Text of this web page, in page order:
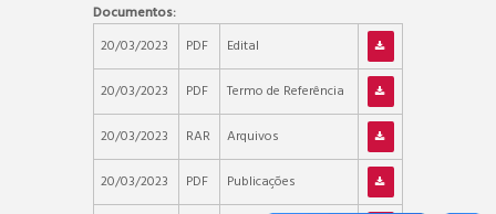
Documentos:
20/03/2023
PDF Edital
20/03/2023 PDF Termo de Referência
20/03/2023 RAR Arquivos
20/03/2023 PDF Publicações